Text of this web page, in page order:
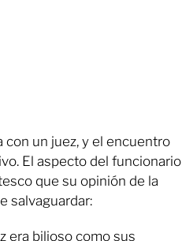
con un juez, y el encuentro
El aspecto del funcionario
que su opinión de la
salvaguardar:
era bilioso como sus